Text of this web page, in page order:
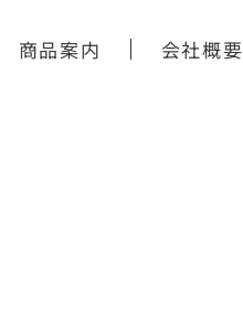
商品案内 会社概要